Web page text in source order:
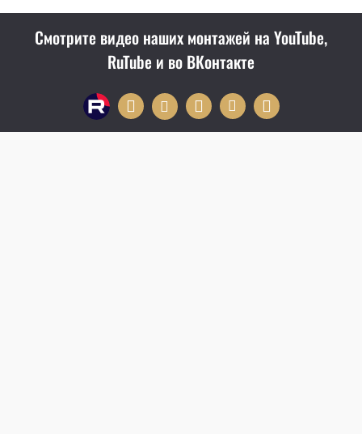
Смотрите видео наших монтажей на YouTube,
RuTube и во ВКонтакте